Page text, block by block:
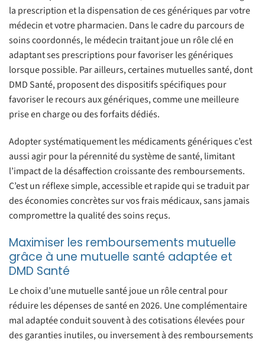
la prescription et la dispensation de ces génériques par votre
médecin et votre pharmacien. Dans le cadre du parcours de
soins coordonnés, le médecin traitant joue un rôle clé en
adaptant ses prescriptions pour favoriser les génériques
lorsque possible. Par ailleurs, certaines mutuelles santé, dont
DMD Santé, proposent des dispositifs spécifiques pour
favoriser le recours aux génériques, comme une meilleure
prise en charge ou des forfaits dédiés.
Adopter systématiquement les médicaments génériques c’est
aussi agir pour la pérennité du système de santé, limitant
l’impact de la désaffection croissante des remboursements.
C’est un réflexe simple, accessible et rapide qui se traduit par
des économies concrètes sur vos frais médicaux, sans jamais
compromettre la qualité des soins reçus.
Maximiser les remboursements mutuelle
grâce à une mutuelle santé adaptée et
DMD Santé
Le choix d’une mutuelle santé joue un rôle central pour
réduire les dépenses de santé en 2026. Une complémentaire
mal adaptée conduit souvent à des cotisations élevées pour
des garanties inutiles, ou inversement à des remboursements